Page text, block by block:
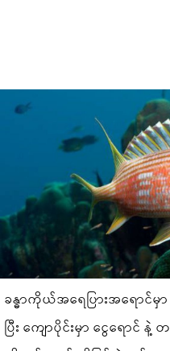
ခန္ဓာကိုယ်အရေပြားအရောင်မှာ
ပြီး ကျောပိုင်းမှာ ငွေရောင် နဲ့